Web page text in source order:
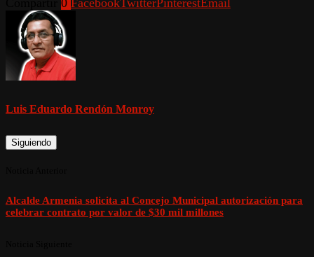
0 FacebookTwitterPinterestEmail
Luis Eduardo Rendón Monroy
Siguiendo
Alcalde Armenia solicita al Concejo Municipal autorización para
celebrar contrato por valor de $30 mil millones